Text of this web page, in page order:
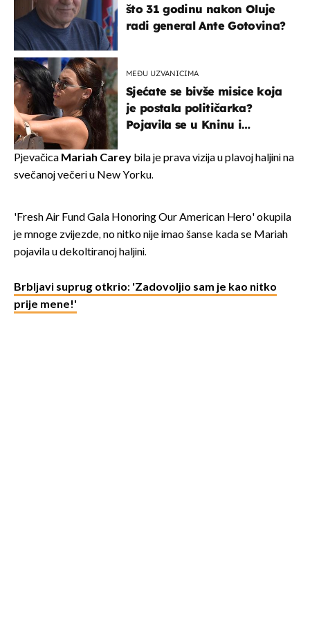
što 31 godinu nakon Oluje
radi general Ante Gotovina?
MEĐU UZVANICIMA
Sjećate se bivše misice koja
je postala političarka?
Pojavila se u Kninu i
Pjevačica Mariah Carey bila je prava vizija u plavoj haljini na
svečanoj večeri u New Yorku.
'Fresh Air Fund Gala Honoring Our American Hero' okupila
je mnoge zvijezde, no nitko nije imao šanse kada se Mariah
pojavila u dekoltiranoj haljini.
Brbljavi suprug otkrio: 'Zadovoljio sam je kao nitko
prije mene!'